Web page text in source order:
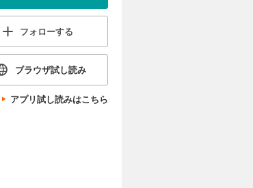
フォローする
ブラウザ試し読み
アプリ試し読みはこちら